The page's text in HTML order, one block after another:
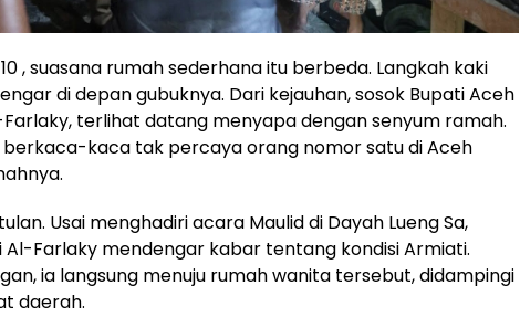
, suasana rumah sederhana itu berbeda. Langkah kaki
di depan gubuknya. Dari kejauhan, sosok Bupati Aceh
terlihat datang menyapa dengan senyum ramah.
kaca tak percaya orang nomor satu di Aceh
Usai menghadiri acara Maulid di Dayah Lueng Sa,
Farlaky mendengar kabar tentang kondisi Armiati.
ia langsung menuju rumah wanita tersebut, didampingi
daerah.